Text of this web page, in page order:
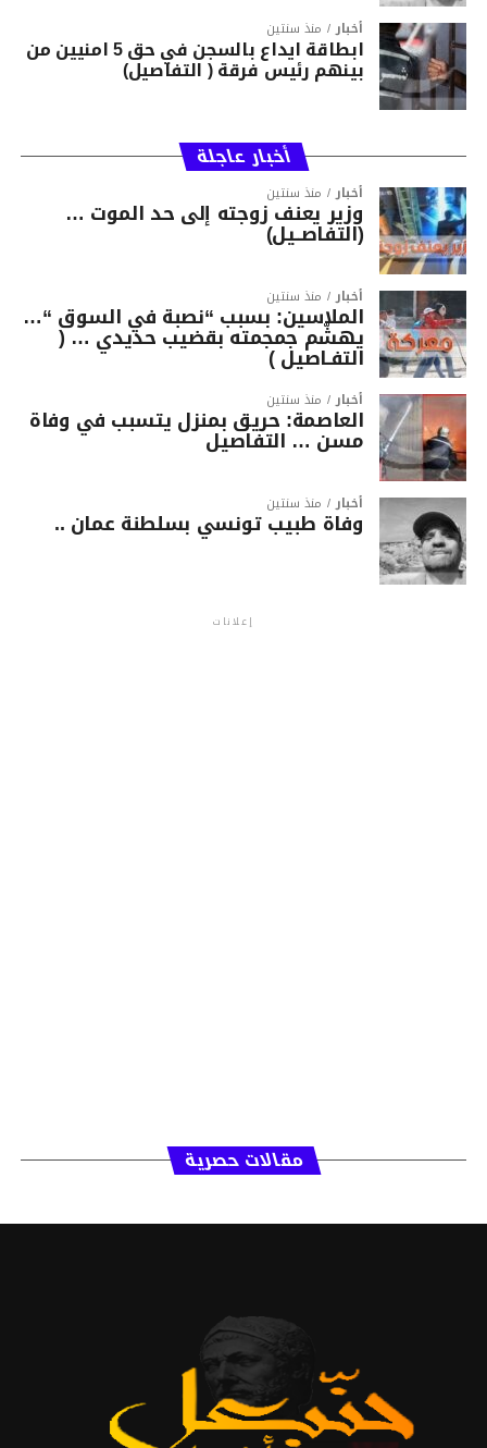
أخبار منذ سنتين
ابطاقة ايداع بالسجن في حق 5 امنيين من
بينهم رئيس فرقة ( التفاصيل)
أخبار عاجلة
أخبار منذ سنتين
وزير يعنف زوجته إلى حد الموت …
(التفاصــيل)
أخبار منذ سنتين
الملاسين: بسبب “نصبة في السوق “…
يهشّم جمجمته بقضيب حديدي … (
التفـاصيل )
أخبار منذ سنتين
العاصمة: حريق بمنزل يتسبب في وفاة
مسن … التفاصيل
أخبار منذ سنتين
وفاة طبيب تونسي بسلطنة عمان ..
إعلانات
مقالات حصرية